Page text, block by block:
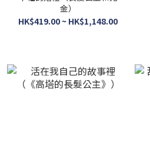
金）
HK$419.00 ~ HK$1,148.00